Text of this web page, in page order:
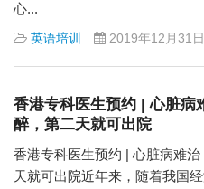
心...
英语培训 2019年12月31日
香港专科医生预约 | 心脏病
醉，第二天就可出院
香港专科医生预约 | 心脏病难
天就可出院近年来，随着我国